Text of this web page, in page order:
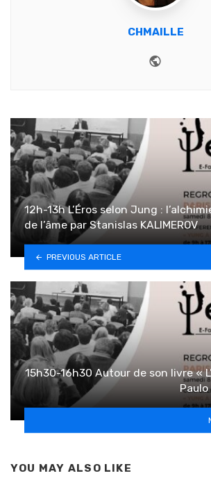
CHMAILLE
12h-13h L’Éros selon Jung :
de l’âme par Stanislas KALIMEROV
PREVIOUS ARTICLE
15h30-16h30 Autour de son livre «
Paulo
YOU MAY ALSO LIKE